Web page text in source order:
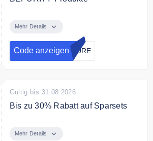
alle BEPURITY Produkte bei
Mehr Details
Code anzeigen PURE
Gültig bis 31.08.2026
Bis zu 30% Rabatt auf Sparsets
und sparen Sie bis zu 30%.
Mehr Details